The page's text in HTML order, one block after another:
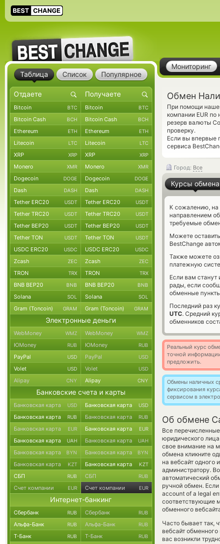
Мониторинг
Обмен
При помощи
компании EUR
резерв валюты
проверку.
Если вы впервые
сервиса
Город: Все
Курсы обмена
К сожалению, на
направлением
требуемые
Можете
BestChange
Также можете
платежную
Если вам
рады, если
обменные
Последний раз
UTC. Средний
обменников
Реальный курс
точной
предложить.
Обмены наличных
фиксирования
сервисом в
Об обмене
Все
юридического
свое внимание на
обмена кликните
на вебсайт одного
администратору.
автоматический
ручной обмен.
account of a legal
соответствующие
обменного
Часто бывает так,
вебсайт
вас возникли
Таблица Список Популярное
Bitcoin BTC Bitcoin BTC
Bitcoin Cash BCH Bitcoin Cash BCH
Ethereum ETH Ethereum ETH
Litecoin LTC Litecoin LTC
XRP XRP XRP XRP
Monero XMR Monero XMR
Dogecoin DOGE Dogecoin DOGE
Dash DASH Dash DASH
Tether ERC20 USDT Tether ERC20 USDT
Tether TRC20 USDT Tether TRC20 USDT
Tether BEP20 USDT Tether BEP20 USDT
Tether TON USDT Tether TON USDT
USDC ERC20 USDC USDC ERC20 USDC
Zcash ZEC Zcash ZEC
TRON TRX TRON TRX
BNB BEP20 BNB BNB BEP20 BNB
Solana SOL Solana SOL
Gram (Toncoin) GRAM Gram (Toncoin) GRAM
Электронные деньги
WebMoney WMZ WebMoney WMZ
ЮMoney RUB ЮMoney RUB
PayPal USD PayPal USD
Volet USD Volet USD
Alipay CNY Alipay CNY
Банковские счета и карты
Банковская карта USD Банковская карта USD
Банковская карта RUB Банковская карта RUB
Банковская карта EUR Банковская карта EUR
Банковская карта UAH Банковская карта UAH
Банковская карта BYN Банковская карта BYN
Банковская карта KZT Банковская карта KZT
СБП RUB СБП RUB
Счет компании EUR Счет компании EUR
Интернет-банкинг
Сбербанк RUB Сбербанк RUB
Альфа-Банк RUB Альфа-Банк RUB
Т-Банк RUB Т-Банк RUB